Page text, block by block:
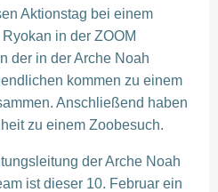
Aktionstag bei einem
in der ZOOM
der in der Arche Noah
kommen zu einem
Anschließend haben
zu einem Zoobesuch.
der Arche Noah
ist dieser 10. Februar ein